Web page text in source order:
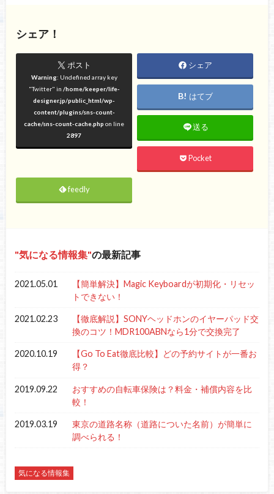
シェア！
ポスト
Warning: Undefined array key
"Twitter" in /home/keeper/life-
designer.jp/public_html/wp-
content/plugins/sns-count-
cache/sns-count-cache.php on line
2897
シェア
はてブ
送る
Pocket
feedly
気になる情報集 の最新記事
2021.05.01
【簡単解決】Magic Keyboardが初期化・リセッ
トできない！
2021.02.23
【徹底解説】SONYヘッドホンのイヤーパッド交
換のコツ！MDR100ABNなら1分で交換完了
2020.10.19
【Go To Eat徹底比較】どの予約サイトが一番お
得？
2019.09.22
おすすめの自転車保険は？料金・補償内容を比
較！
2019.03.19
東京の道路名称（道路についた名前）が簡単に
調べられる！
気になる情報集